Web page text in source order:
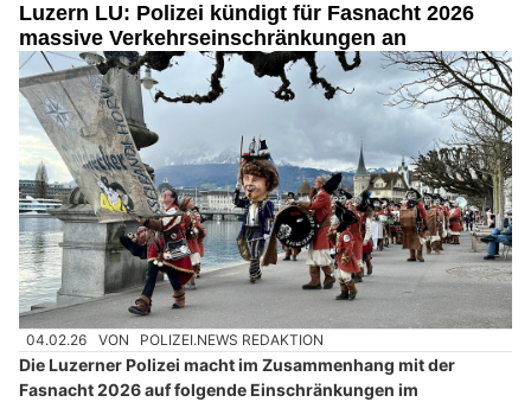
Luzern LU: Polizei kündigt für Fasnacht 2026
massive Verkehrseinschränkungen an
04.02.26 VON POLIZEI.NEWS REDAKTION
Die Luzerner Polizei macht im Zusammenhang mit der
Fasnacht 2026 auf folgende Einschränkungen im